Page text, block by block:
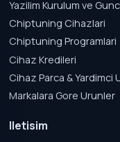
Yazilim Kurulum ve
Chiptuning Cihazlari
Chiptuning Programlari
Cihaz Kredileri
Cihaz Parca & Yardimci
Markalara Gore Urunler
Iletisim